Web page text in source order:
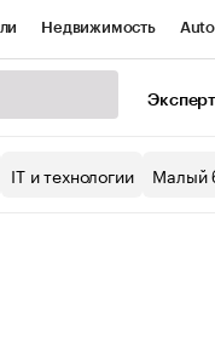
Недвижимость
IT и технологии Малый